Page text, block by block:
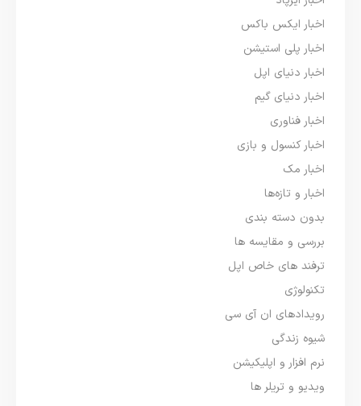
اخبار ایکس باکس
اخبار پلی استیشن
اخبار دنیای اپل
اخبار دنیای گیم
اخبار فناوری
اخبار کنسول و بازی
اخبار مک
اخبار و تازه‌ها
بدون دسته بندی
بررسی و مقایسه ها
ترفند های خاص اپل
تکنولوژی
رویدادهای ان آی سی
شیوه زندگی
نرم افزار و اپلیکیشن
ویدیو و تریلر ها